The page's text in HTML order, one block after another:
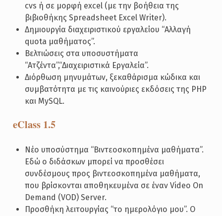
cvs ή σε μορφή excel (με την βοήθεια της
βιβιοθήκης Spreadsheet Excel Writer).
Δημιουργία διαχειριστικού εργαλείου “Αλλαγή
quota μαθήματος”.
Βελτιώσεις στα υποσυστήματα
“Ατζέντα”,“Διαχειριστικά Εργαλεία”.
Διόρθωση μηνυμάτων, ξεκαθάρισμα κώδικα και
συμβατότητα με τις καινούριες εκδόσεις της PHP
και MySQL.
eClass 1.5
Νέο υποσύστημα “Βιντεοσκοπημένα μαθήματα”.
Εδώ ο διδάσκων μπορεί να προσθέσει
συνδέσμους προς βιντεοσκοπημένα μαθήματα,
που βρίσκονται αποθηκευμένα σε έναν Video On
Demand (VOD) Server.
Προσθήκη λειτουργίας “το ημερολόγιο μου”. Ο